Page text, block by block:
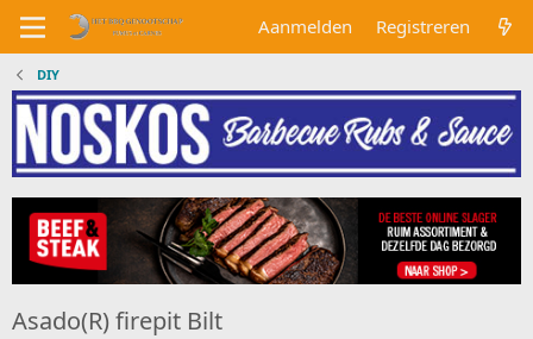
Aanmelden Registreren
DIY
Asado(R) firepit Bilt